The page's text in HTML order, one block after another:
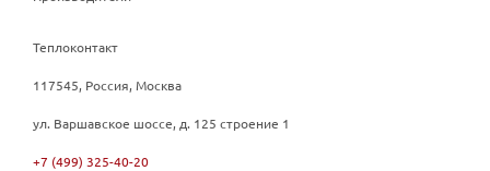
Теплоконтакт
117545, Россия, Москва
ул. Варшавское шоссе, д. 125 строение 1
+7 (499) 325-40-20